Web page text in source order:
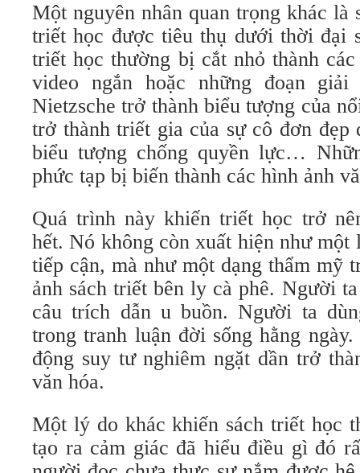
Một nguyên nhân quan trọng khác là
triết học được tiêu thụ dưới thời đại
triết học thường bị cắt nhỏ thành
video ngắn hoặc những đoạn
Nietzsche trở thành biểu tượng của
trở thành triết gia của sự cô đơn đẹp
biểu tượng chống quyền lực…
phức tạp bị biến thành các hình ảnh
Quá trình này khiến triết học trở
hết. Nó không còn xuất hiện như
tiếp cận, mà như một dạng thẩm mỹ
ảnh sách triết bên ly cà phê. Người
câu trích dẫn u buồn. Người ta
trong tranh luận đời sống hằng
động suy tư nghiêm ngặt dần trở
văn hóa.
Một lý do khác khiến sách triết học
tạo ra cảm giác đã hiểu điều gì đó